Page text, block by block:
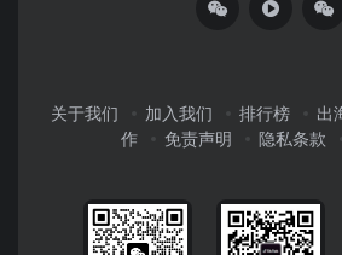
关于我们 加入我们 排行榜 出
作
免责声明 隐私条款